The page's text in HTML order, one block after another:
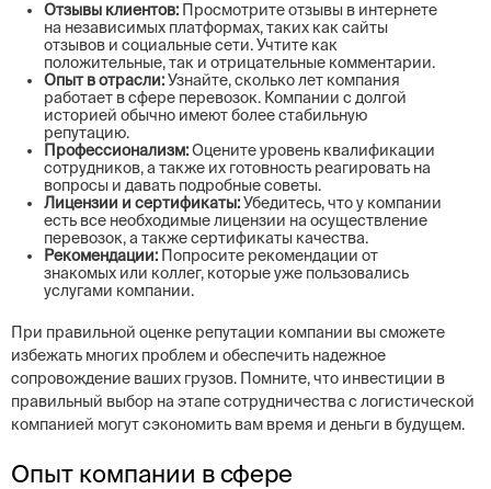
Отзывы клиентов: Просмотрите отзывы в интернете
на независимых платформах, таких как сайты
отзывов и социальные сети. Учтите как
положительные, так и отрицательные комментарии.
Опыт в отрасли:Узнайте, сколько лет компания
работает в сфере перевозок. Компании с долгой
историей обычно имеют более стабильную
репутацию.
Профессионализм:Оцените уровень квалификации
сотрудников, а также их готовность реагировать на
вопросы и давать подробные советы.
Лицензии и сертификаты:Убедитесь, что у компании
есть все необходимые лицензии на осуществление
перевозок, а также сертификаты качества.
Рекомендации: Попросите рекомендации от
знакомых или коллег, которые уже пользовались
услугами компании.
При правильной оценке репутации компании вы сможете
избежать многих проблем и обеспечить надежное
сопровождение ваших грузов. Помните, что инвестиции в
правильный выбор на этапе сотрудничества с логистической
компанией могут сэкономить вам время и деньги в будущем.
Опыт компании в сфере